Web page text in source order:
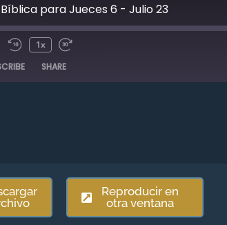
para Jueces 6 - Julio 23
1x
SHARE
Reproducir en
otra ventana